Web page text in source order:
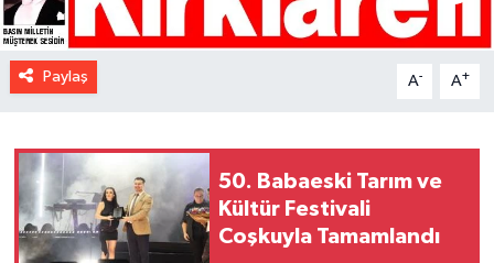
Paylaş A- A+
50. Babaeski Tarım ve
Kültür Festivali
Coşkuyla Tamamlandı